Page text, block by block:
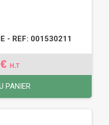
- REF: 001530211
H.T
PANIER